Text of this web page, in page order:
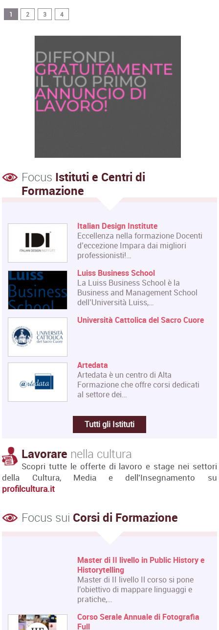
1 2 3 4
Focus Istituti e Centri di
Formazione
Italian Design Institute
Eccellenza nella formazione Docenti
d’eccezione Impara dai migliori
professionisti!…
Luiss Business School
La Luiss Business School è la
Business and Management School
dell’Università Luiss,…
Università Cattolica del Sacro Cuore
Artedata
Artedata è un centro di Alta
Formazione che offre corsi dedicati
al settore dei…
Tutti gli Istituti
Lavorare nella cultura
Scopri tutte le offerte di lavoro e stage nei settori
della Cultura, Media e dell'Insegnamento su
profilcultura.it
Focus sui Corsi di Formazione
Corso Fashion Design
Diploma Accademico di Primo
- Laurea Triennale in Fashion
titolo…
Materiale Cartaceo